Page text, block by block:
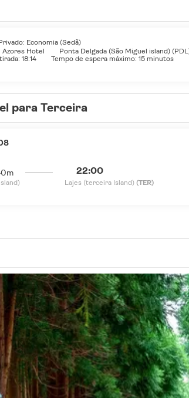
Economia (Sedã)
Azores Hotel
Ponta Delgada (São Miguel island)
18:14
Tempo de espera máximo: 15 minutos
para Terceira
22:00
Lajes (terceira Island) (TER)